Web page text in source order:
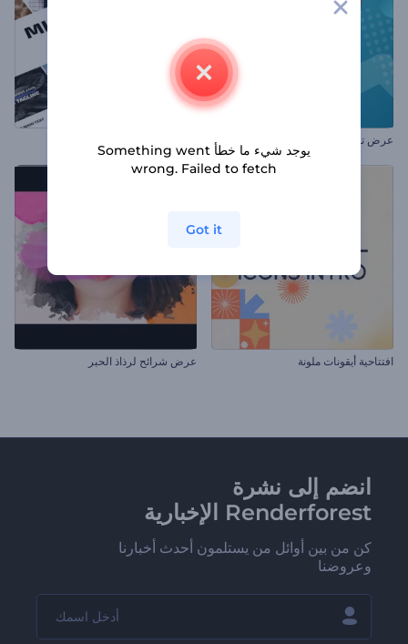
عرض تقديمي ديناميكي للشركات
افتتاحية أيقونات ملونة عرض شرائح لرذاذ الحبر
انضم إلى نشرة
Renderforest الإخبارية
كن من بين أوائل من يستلمون أحدث أخبارنا
وعروضنا
يوجد شيء ما خطأ Something went
wrong. Failed to fetch
Got it